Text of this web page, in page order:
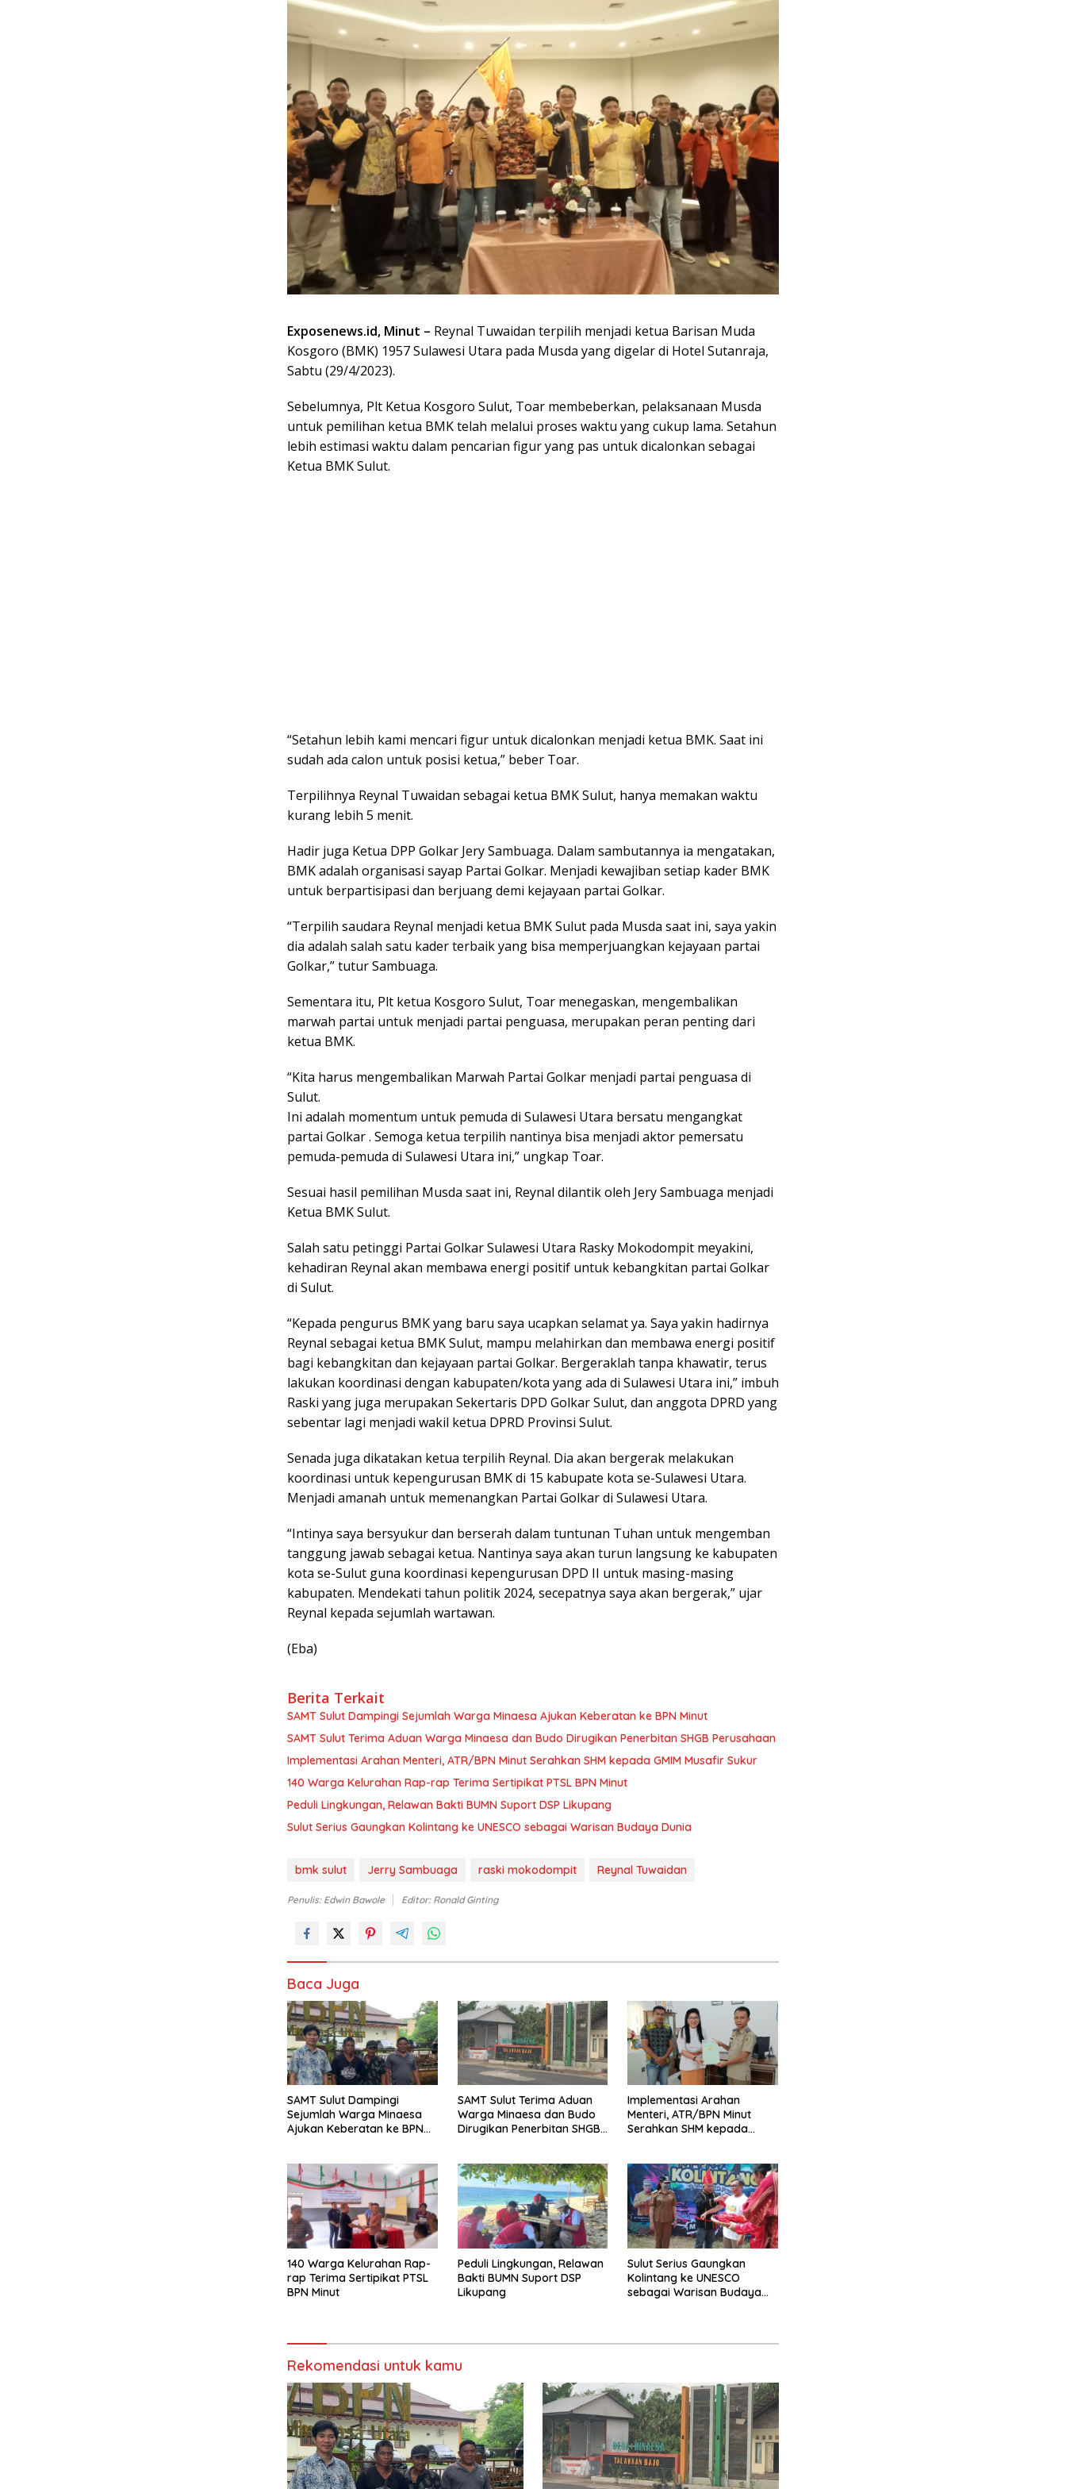
Exposenews.id, Minut – Reynal Tuwaidan terpilih menjadi ketua Barisan Muda
Kosgoro (BMK) 1957 Sulawesi Utara pada Musda yang digelar di Hotel Sutanraja,
Sabtu (29/4/2023).
Sebelumnya, Plt Ketua Kosgoro Sulut, Toar membeberkan, pelaksanaan Musda
untuk pemilihan ketua BMK telah melalui proses waktu yang cukup lama. Setahun
lebih estimasi waktu dalam pencarian figur yang pas untuk dicalonkan sebagai
Ketua BMK Sulut.
“Setahun lebih kami mencari figur untuk dicalonkan menjadi ketua BMK. Saat ini
sudah ada calon untuk posisi ketua,” beber Toar.
Terpilihnya Reynal Tuwaidan sebagai ketua BMK Sulut, hanya memakan waktu
kurang lebih 5 menit.
Hadir juga Ketua DPP Golkar Jery Sambuaga. Dalam sambutannya ia mengatakan,
BMK adalah organisasi sayap Partai Golkar. Menjadi kewajiban setiap kader BMK
untuk berpartisipasi dan berjuang demi kejayaan partai Golkar.
“Terpilih saudara Reynal menjadi ketua BMK Sulut pada Musda saat ini, saya yakin
dia adalah salah satu kader terbaik yang bisa memperjuangkan kejayaan partai
Golkar,” tutur Sambuaga.
Sementara itu, Plt ketua Kosgoro Sulut, Toar menegaskan, mengembalikan
marwah partai untuk menjadi partai penguasa, merupakan peran penting dari
ketua BMK.
“Kita harus mengembalikan Marwah Partai Golkar menjadi partai penguasa di
Sulut.
Ini adalah momentum untuk pemuda di Sulawesi Utara bersatu mengangkat
partai Golkar . Semoga ketua terpilih nantinya bisa menjadi aktor pemersatu
pemuda-pemuda di Sulawesi Utara ini,” ungkap Toar.
Sesuai hasil pemilihan Musda saat ini, Reynal dilantik oleh Jery Sambuaga menjadi
Ketua BMK Sulut.
Salah satu petinggi Partai Golkar Sulawesi Utara Rasky Mokodompit meyakini,
kehadiran Reynal akan membawa energi positif untuk kebangkitan partai Golkar
di Sulut.
“Kepada pengurus BMK yang baru saya ucapkan selamat ya. Saya yakin hadirnya
Reynal sebagai ketua BMK Sulut, mampu melahirkan dan membawa energi positif
bagi kebangkitan dan kejayaan partai Golkar. Bergeraklah tanpa khawatir, terus
lakukan koordinasi dengan kabupaten/kota yang ada di Sulawesi Utara ini,” imbuh
Raski yang juga merupakan Sekertaris DPD Golkar Sulut, dan anggota DPRD yang
sebentar lagi menjadi wakil ketua DPRD Provinsi Sulut.
Senada juga dikatakan ketua terpilih Reynal. Dia akan bergerak melakukan
koordinasi untuk kepengurusan BMK di 15 kabupate kota se-Sulawesi Utara.
Menjadi amanah untuk memenangkan Partai Golkar di Sulawesi Utara.
“Intinya saya bersyukur dan berserah dalam tuntunan Tuhan untuk mengemban
tanggung jawab sebagai ketua. Nantinya saya akan turun langsung ke kabupaten
kota se-Sulut guna koordinasi kepengurusan DPD II untuk masing-masing
kabupaten. Mendekati tahun politik 2024, secepatnya saya akan bergerak,” ujar
Reynal kepada sejumlah wartawan.
(Eba)
Berita Terkait
SAMT Sulut Dampingi Sejumlah Warga Minaesa Ajukan Keberatan ke BPN Minut
SAMT Sulut Terima Aduan Warga Minaesa dan Budo Dirugikan Penerbitan SHGB Perusahaan
Implementasi Arahan Menteri, ATR/BPN Minut Serahkan SHM kepada GMIM Musafir Sukur
140 Warga Kelurahan Rap-rap Terima Sertipikat PTSL BPN Minut
Sulut Serius Gaungkan Kolintang ke UNESCO sebagai Warisan Budaya Dunia
bmk sulut Jerry Sambuaga raski mokodompit Reynal Tuwaidan
Penulis: Edwin Bawole Editor: Ronald Ginting
Baca Juga
SAMT Sulut Dampingi
Sejumlah Warga Minaesa
Ajukan Keberatan ke BPN
SAMT Sulut Terima Aduan
Warga Minaesa dan Budo
Dirugikan Penerbitan SHGB
Implementasi Arahan
Menteri, ATR/BPN Minut
Serahkan SHM kepada
140 Warga Kelurahan Rap-
rap Terima Sertipikat PTSL
BPN Minut
Peduli Lingkungan, Relawan
Bakti BUMN Suport DSP
Sulut Serius Gaungkan
Kolintang ke UNESCO
sebagai Warisan Budaya
Rekomendasi untuk kamu